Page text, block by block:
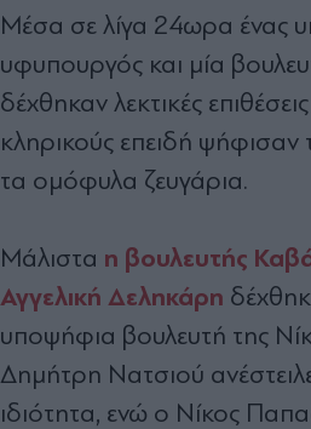
Μέσα σε λίγα 24ωρα ένας
υφυπουργός και μία
δέχθηκαν λεκτικές
κληρικούς επειδή ψήφισαν
τα ομόφυλα ζευγάρια.
Μάλιστα η βουλευτής
Αγγελική Δεληκάρη
υποψήφια βουλευτή της
Δημήτρη Νατσιού
ιδιότητα, ενώ ο Νίκος